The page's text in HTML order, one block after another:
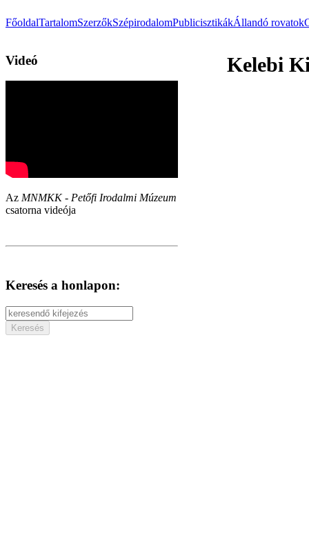
FőoldalTartalomSzerzőkSzépirodalomPublicisztikákÁllandó rovatok
Videó
Az MNMKK - Petőfi Irodalmi Múzeum
csatorna videója
Keresés a honlapon:
Kelebi